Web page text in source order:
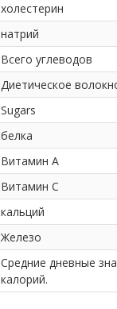
холестерин
натрий
Всего углеводов
Диетическое
Sugars
белка
Витамин А
Витамин С
кальций
Железо
Средние дневные
калорий.